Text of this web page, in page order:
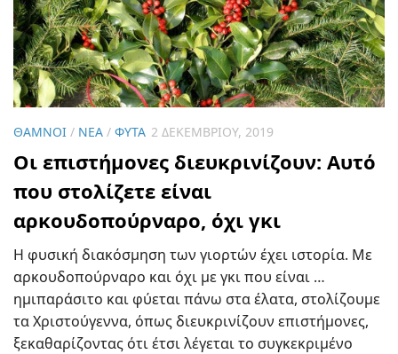
ΘΆΜΝΟΙ / ΝΈΑ / ΦΥΤΆ 2 ΔΕΚΕΜΒΡΊΟΥ, 2019
Οι επιστήμονες διευκρινίζουν: Αυτό
που στολίζετε είναι
αρκουδοπούρναρο, όχι γκι
Η φυσική διακόσμηση των γιορτών έχει ιστορία. Με
αρκουδοπούρναρο και όχι με γκι που είναι …
ημιπαράσιτο και φύεται πάνω στα έλατα, στολίζουμε
τα Χριστούγεννα, όπως διευκρινίζουν επιστήμονες,
ξεκαθαρίζοντας ότι έτσι λέγεται το συγκεκριμένο